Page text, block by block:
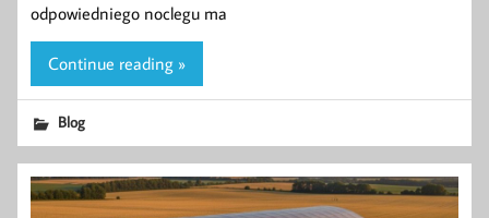
odpowiedniego noclegu ma
Continue reading »
Blog